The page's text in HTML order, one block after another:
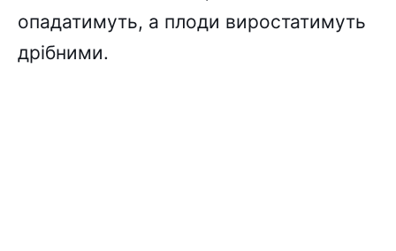
опадатимуть, а плоди виростатимуть
дрібними.